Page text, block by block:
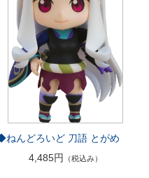
ねんどろいど 刀語 とがめ
4,485円
（税込み）